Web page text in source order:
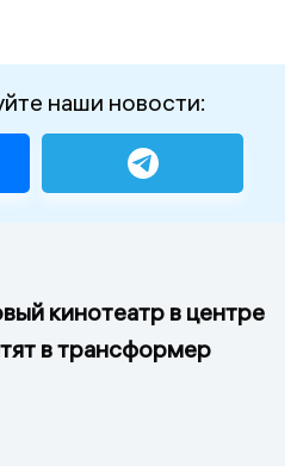
наши новости:
кинотеатр в центре
в трансформер